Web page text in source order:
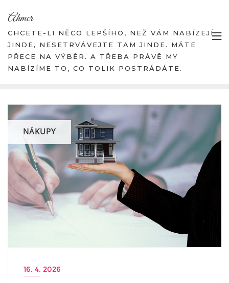
content
Ahmcr
CHCETE-LI NĚCO LEPŠÍHO, NEŽ VÁM NABÍZEJÍ
JINDE, NESETRVÁVEJTE TAM JINDE. MÁTE
PŘECE NA VÝBĚR. A TŘEBA PRÁVĚ MY
NABÍZÍME TO, CO TOLIK POSTRÁDÁTE.
NÁKUPY
16. 4. 2026